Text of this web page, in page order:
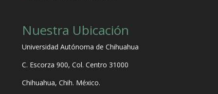
Nuestra Ubicación
Universidad Autónoma de Chihuahua
C. Escorza 900, Col. Centro 31000
Chihuahua, Chih. México.